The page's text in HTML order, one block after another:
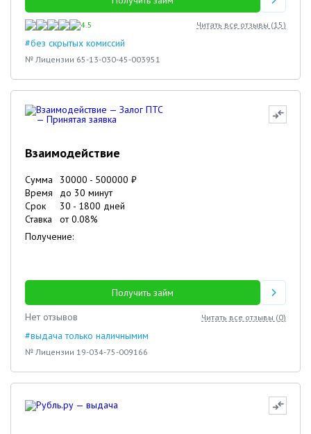
4.5 Читать все отзывы (15)
#без скрытых комиссий
№ Лицензии 65-13-030-45-003951
Взаимодействие
Сумма 30000 - 500000 ₽
Время
до 30 минут
Срок
30 - 1800 дней
Ставка
от0.08%
Получение:
Получить займ
Нет отзывов
Читать все отзывы (0)
#выдача только наличнымим
№ Лицензии 19-034-75-009166